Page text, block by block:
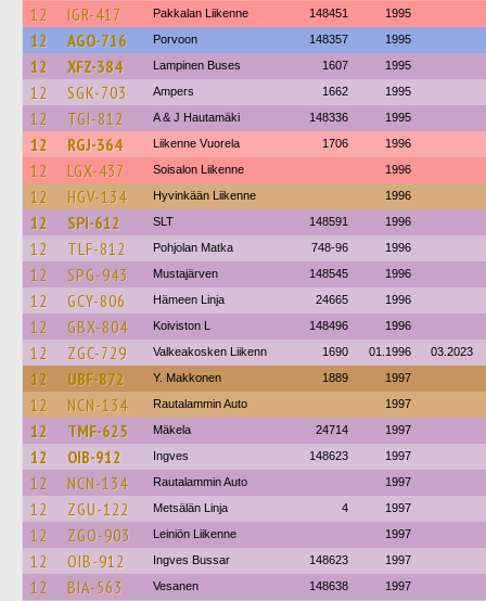
12 IGR-417 Pakkalan Liikenne 148451 1995
12 AGO-716 Porvoon 148357 1995
12 XFZ-384 Lampinen Buses 1607 1995
12 SGK-703 Ampers 1662 1995
12 TGI-812 A & J Hautamäki 148336 1995
12 RGJ-364 Liikenne Vuorela 1706 1996
12 LGX-437 Soisalon Liikenne 1996
12 HGV-134 Hyvinkään Liikenne 1996
12 SPI-612 SLT 148591 1996
12 TLF-812 Pohjolan Matka 748-96 1996
12 SPG-943 Mustajärven 148545 1996
12 GCY-806 Hämeen Linja 24665 1996
12 GBX-804 Koiviston L 148496 1996
12 ZGC-729 Valkeakosken Liikenn 1690 01.1996 03.2023
12 UBF-872 Y. Makkonen 1889 1997
12 NCN-134 Rautalammin Auto 1997
12 TMF-625 Mäkela 24714 1997
12 OIB-912 Ingves 148623 1997
12 NCN-134 Rautalammin Auto 1997
12 ZGU-122 Metsälän Linja 4 1997
12 ZGO-903 Leiniön Liikenne 1997
12 OIB-912 Ingves Bussar 148623 1997
12 BIA-563 Vesanen 148638 1997